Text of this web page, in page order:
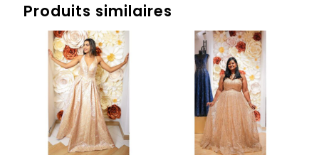
Produits similaires